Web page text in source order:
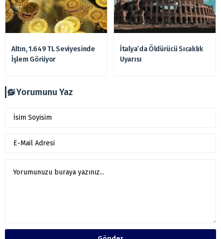
Altın, 1.649 TL Seviyesinde
İşlem Görüyor
İtalya’da Öldürücü Sıcaklık
Uyarısı
Yorumunu Yaz